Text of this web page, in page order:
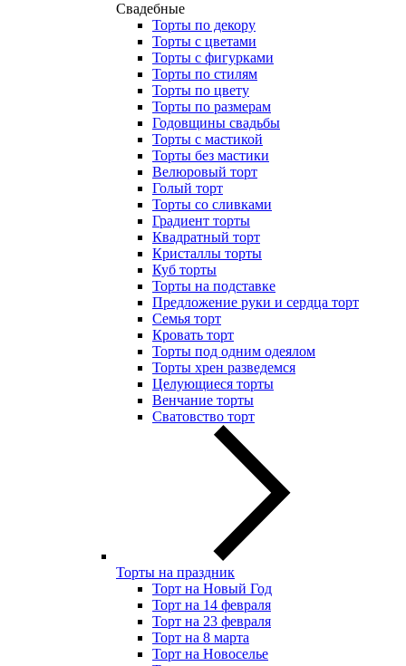
Свадебные
Торты по декору
Торты с цветами
Торты с фигурками
Торты по стилям
Торты по цвету
Торты по размерам
Годовщины свадьбы
Торты с мастикой
Торты без мастики
Велюровый торт
Голый торт
Торты со сливками
Градиент торты
Квадратный торт
Кристаллы торты
Куб торты
Торты на подставке
Предложение руки и сердца торт
Семья торт
Кровать торт
Торты под одним одеялом
Торты хрен разведемся
Целующиеся торты
Венчание торты
Сватовство торт
Торты на праздник
Торт на Новый Год
Торт на 14 февраля
Торт на 23 февраля
Торт на 8 марта
Торт на Новоселье